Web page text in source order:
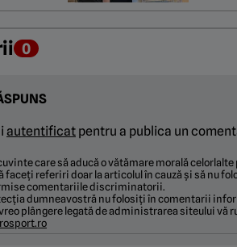
0
autentificat pentru a publica un
care să aducă o vătămare morală
faceți referiri doar la articolul în cauză și să nu
comentariile discriminatorii.
dumneavostră nu folosiți în comentarii
plângere legată de administrarea siteului vă